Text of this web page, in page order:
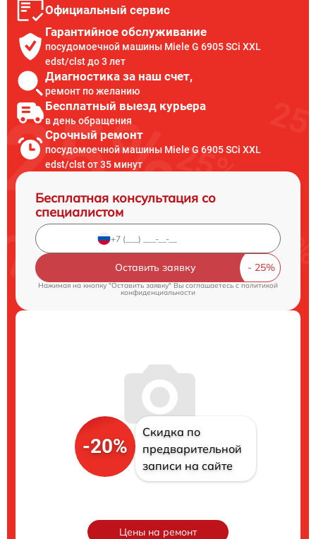
Официальный сервис
Гарантийное обслуживание
посудомоечной машины Miele G 6905 SCi XXL
edst/clst до 3 лет
Диагностика за наш счет,
ремонт по желанию
Бесплатный выезд курьера
в день обращения
Срочный ремонт
посудомоечной машины Miele G 6905 SCi XXL
edst/clst от 35 минут
Бесплатная консультация со
специалистом
Оставить заявку
Нажимая на кнопку "Оставить заявку" Вы соглашаетесь cполитикой
конфиденциальности
-20%
Скидка по
предварительной
записи на сайте
Цены на ремонт